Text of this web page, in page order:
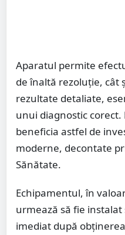
Aparatul permite
de înaltă rezoluție, cât
rezultate detaliate,
unui diagnostic
beneficia astfel de
moderne, decontate
Sănătate.
Echipamentul, în
urmează să fie
imediat după